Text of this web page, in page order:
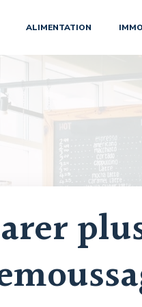
ALIMENTATION